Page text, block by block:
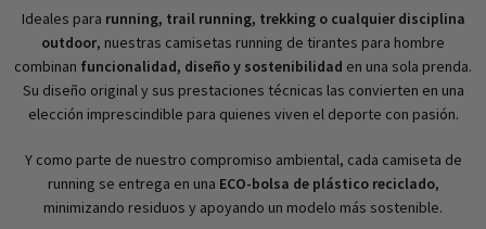
Ideales para running, trail running, trekking o cualquier disciplina
outdoor, nuestras camisetas running de tirantes para hombre
combinan funcionalidad, diseño y sostenibilidad en una sola prenda.
Su diseño original y sus prestaciones técnicas las convierten en una
elección imprescindible para quienes viven el deporte con pasión.
Y como parte de nuestro compromiso ambiental, cada camiseta de
running se entrega en una ECO-bolsa de plástico reciclado,
minimizando residuos y apoyando un modelo más sostenible.